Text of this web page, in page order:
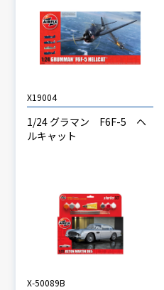
X19004
1/24 グラマン F6F-5 ヘ
ルキャット
X-50089B